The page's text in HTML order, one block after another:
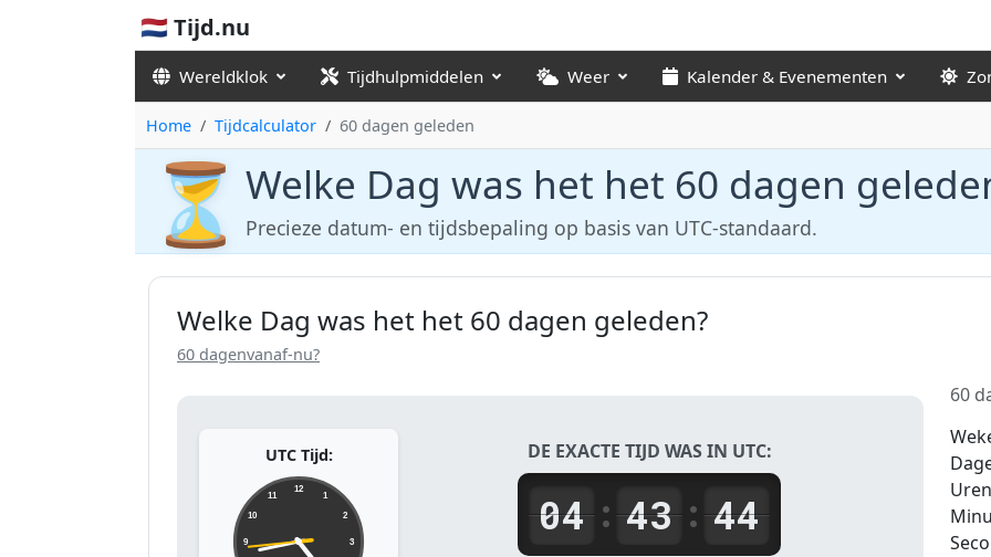
🇳🇱 Tijd.nu
Wereldklok Tijdhulpmiddelen Weer Kalender & Evenementen
Home Tijdcalculator 60 dagen geleden
⏳ Welke Dag was het het 60 dagen
Precieze datum- en tijdsbepaling op basis van UTC-standaard.
Welke Dag was het het 60 dagen geleden?
60 dagenvanaf-nu?
UTC Tijd:
12
1
2
3
9
10
11
DE EXACTE TIJD WAS IN UTC:
04 : 43 : 44
60
Uren